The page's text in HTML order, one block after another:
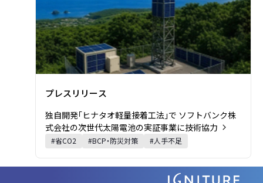
プレスリリース
独自開発「ヒナタオ軽量接着工法」で ソフトバンク株
式会社の次世代太陽電池の実証事業に技術協力
課題・キーワード・業種:
#省CO2 #BCP・防災対策 #人手不足